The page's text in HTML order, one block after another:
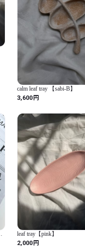
calm leaf tray 【sabi-B】
3,600円
leaf tray【pink】
2,000円